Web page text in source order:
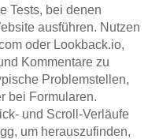
Tests, bei denen
ausführen. Nutzen
oder Lookback.io,
Kommentare zu
Problemstellen,
bei Formularen.
und Scroll-Verläufe
um herauszufinden,